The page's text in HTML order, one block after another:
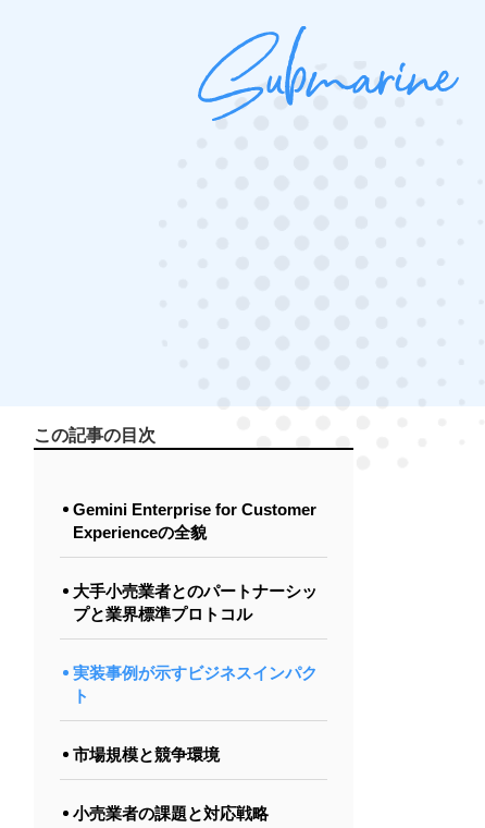
この記事の目次
Gemini Enterprise for Customer
Experienceの全貌
大手小売業者とのパートナーシッ
プと業界標準プロトコル
実装事例が示すビジネスインパク
ト
市場規模と競争環境
小売業者の課題と対応戦略